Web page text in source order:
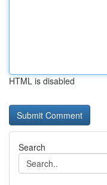
HTML is disabled
Search